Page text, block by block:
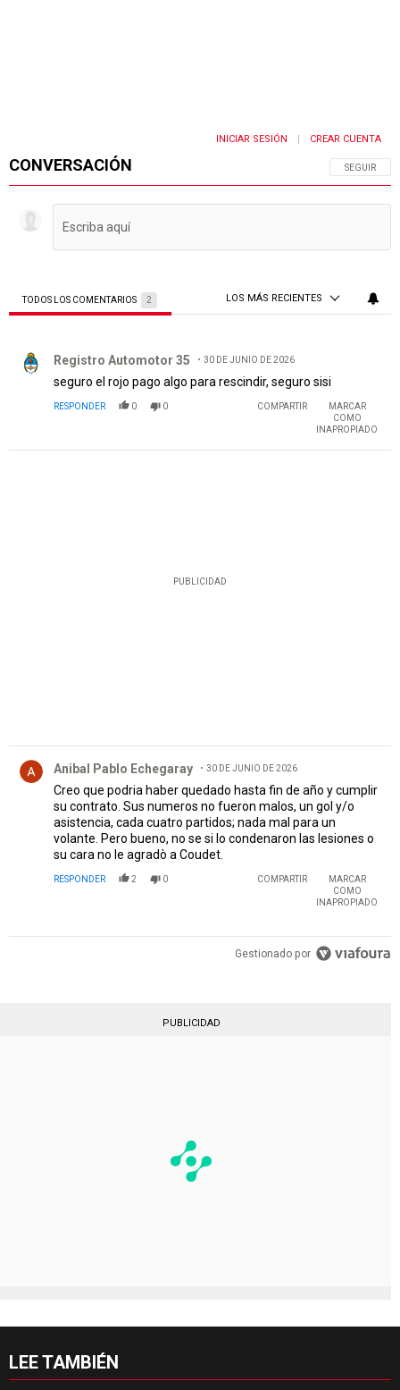
CONVERSACIÓN SIGA ESTA
SEGUIR
INICIAR SESIÓN CREAR CUENTA
TODOS LOS COMENTARIOS 2 LOS MÁS RECIENTES
Registro Automotor 35 30 DE JUNIO DE 2026
seguro el rojo pago algo para rescindir, seguro sisi
RESPONDER 0 0 COMPARTIR
MARCAR
COMO
INAPROPIADO
PUBLICIDAD
Anibal Pablo Echegaray 30 DE JUNIO DE 2026
Creo que podria haber quedado hasta fin de año y cumplir
su contrato. Sus numeros no fueron malos, un gol y/o
asistencia, cada cuatro partidos; nada mal para un
volante. Pero bueno, no se si lo condenaron las lesiones o
su cara no le agradò a Coudet.
RESPONDER 2 0 COMPARTIR
MARCAR
COMO
INAPROPIADO
Gestionado por
PUBLICIDAD
LEE TAMBIÉN